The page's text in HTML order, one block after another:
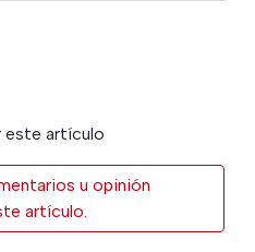
este artículo
u opinión
artículo.